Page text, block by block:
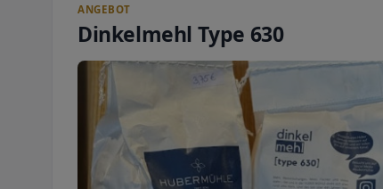
ANGEBOT
Dinkelmehl Type 630